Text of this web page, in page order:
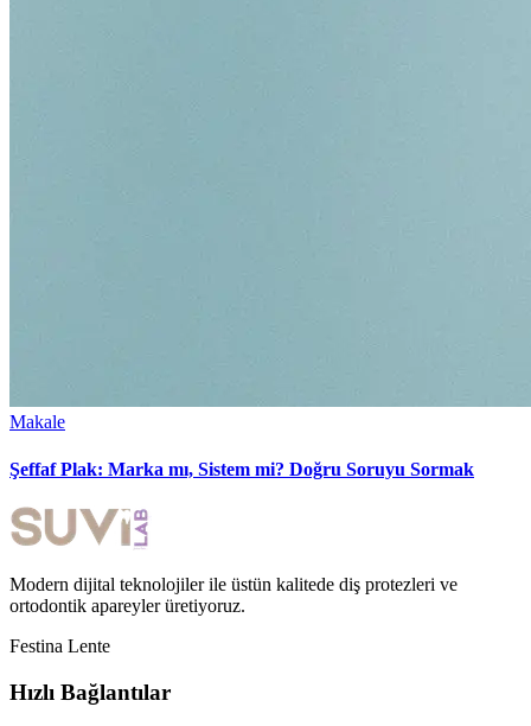
Makale
Şeffaf Plak: Marka mı, Sistem mi? Doğru Soruyu Sormak
Modern dijital teknolojiler ile üstün kalitede diş protezleri ve
ortodontik apareyler üretiyoruz.
Festina Lente
Hızlı Bağlantılar